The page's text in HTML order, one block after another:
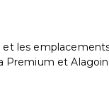
et les
Premium et